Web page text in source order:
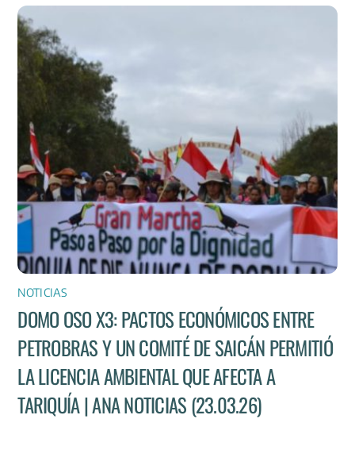
NOTICIAS
DOMO OSO X3: PACTOS ECONÓMICOS ENTRE
PETROBRAS Y UN COMITÉ DE SAICÁN PERMITIÓ
LA LICENCIA AMBIENTAL QUE AFECTA A
TARIQUÍA | ANA NOTICIAS (23.03.26)